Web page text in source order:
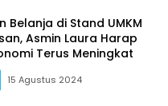
Belanja di Stand UMKM
Asmin Laura Harap
Terus Meningkat
15 Agustus 2024